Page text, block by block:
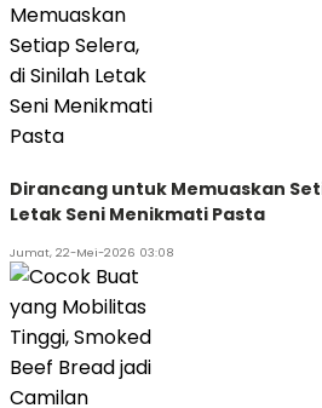
Dirancang untuk Memuaskan
Letak Seni Menikmati Pasta
Jumat, 22-Mei-2026 03:08